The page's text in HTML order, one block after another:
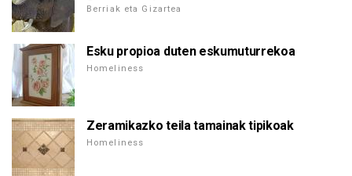
Berriak eta Gizartea
Esku propioa duten eskumuturrekoa
Homeliness
Zeramikazko teila tamainak tipikoak
Homeliness